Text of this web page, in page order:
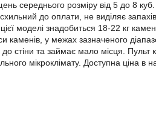
середнього розміру від 5 до 8
до оплати, не виділяє запахів
моделі знадобиться 18-22 кг
у межах зазначеного
до стіни та займає мало місця.
мікроклімату. Доступна ціна в